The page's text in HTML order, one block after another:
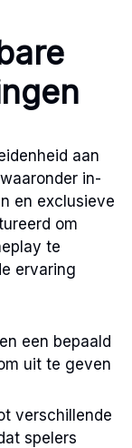
aan
in-
en exclusieve
om
te
ervaring
een bepaald
uit te geven
verschillende
spelers